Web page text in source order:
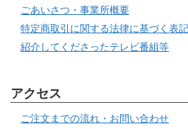
ごあいさつ・事業所概要
特定商取引に関する法律に基づく表記
紹介してくださったテレビ番組等
アクセス
ご注文までの流れ・お問い合わせ